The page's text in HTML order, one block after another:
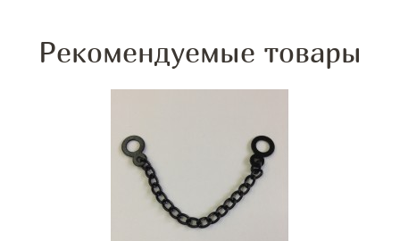
Рекомендуемые товары